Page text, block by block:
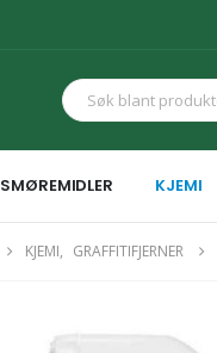
SMØREMIDLER KJEMI
KJEMI, GRAFFITIFJERNER